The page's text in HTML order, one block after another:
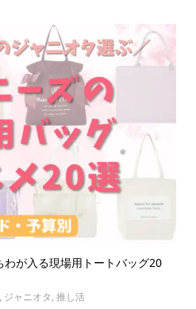
わが入る現場用トートバッグ20
, ジャニオタ, 推し活